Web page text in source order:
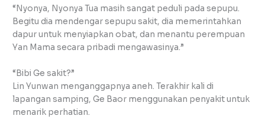
“Nyonya, Nyonya Tua masih sangat peduli pada sepupu.
Begitu dia mendengar sepupu sakit, dia memerintahkan
dapur untuk menyiapkan obat, dan menantu perempuan
Yan Mama secara pribadi mengawasinya.”
“Bibi Ge sakit?”
Lin Yunwan menganggapnya aneh. Terakhir kali di
lapangan samping, Ge Baor menggunakan penyakit untuk
menarik perhatian.